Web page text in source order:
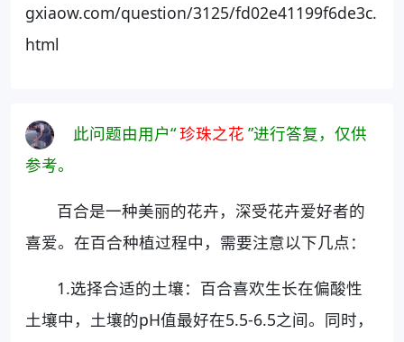
gxiaow.com/question/3125/fd02e41199f6de3c.
html
此问题由用户“珍珠之花 ”进行答复，仅供
参考。
百合是一种美丽的花卉，深受花卉爱好者的
喜爱。在百合种植过程中，需要注意以下几点：
1.选择合适的土壤：百合喜欢生长在偏酸性
土壤中，土壤的pH值最好在5.5-6.5之间。同时，